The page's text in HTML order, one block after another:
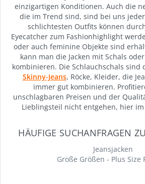
einzigartigen Konditionen. Auch die
die im Trend sind, sind bei uns
schlichtesten Outfits können
Eyecatcher zum Fashionhighlight
oder auch feminine Objekte sind
kann man die Jacken mit Schals
kombinieren. Die Schlauchschals sind
Skinny-Jeans, Röcke, Kleider, die
immer gut kombinieren.
unschlagbaren Preisen und der
Lieblingsteil nicht entgehen, hier im
HÄUFIGE SUCHANFRAGEN
Jeansjacken
Große Größen - Plus Size